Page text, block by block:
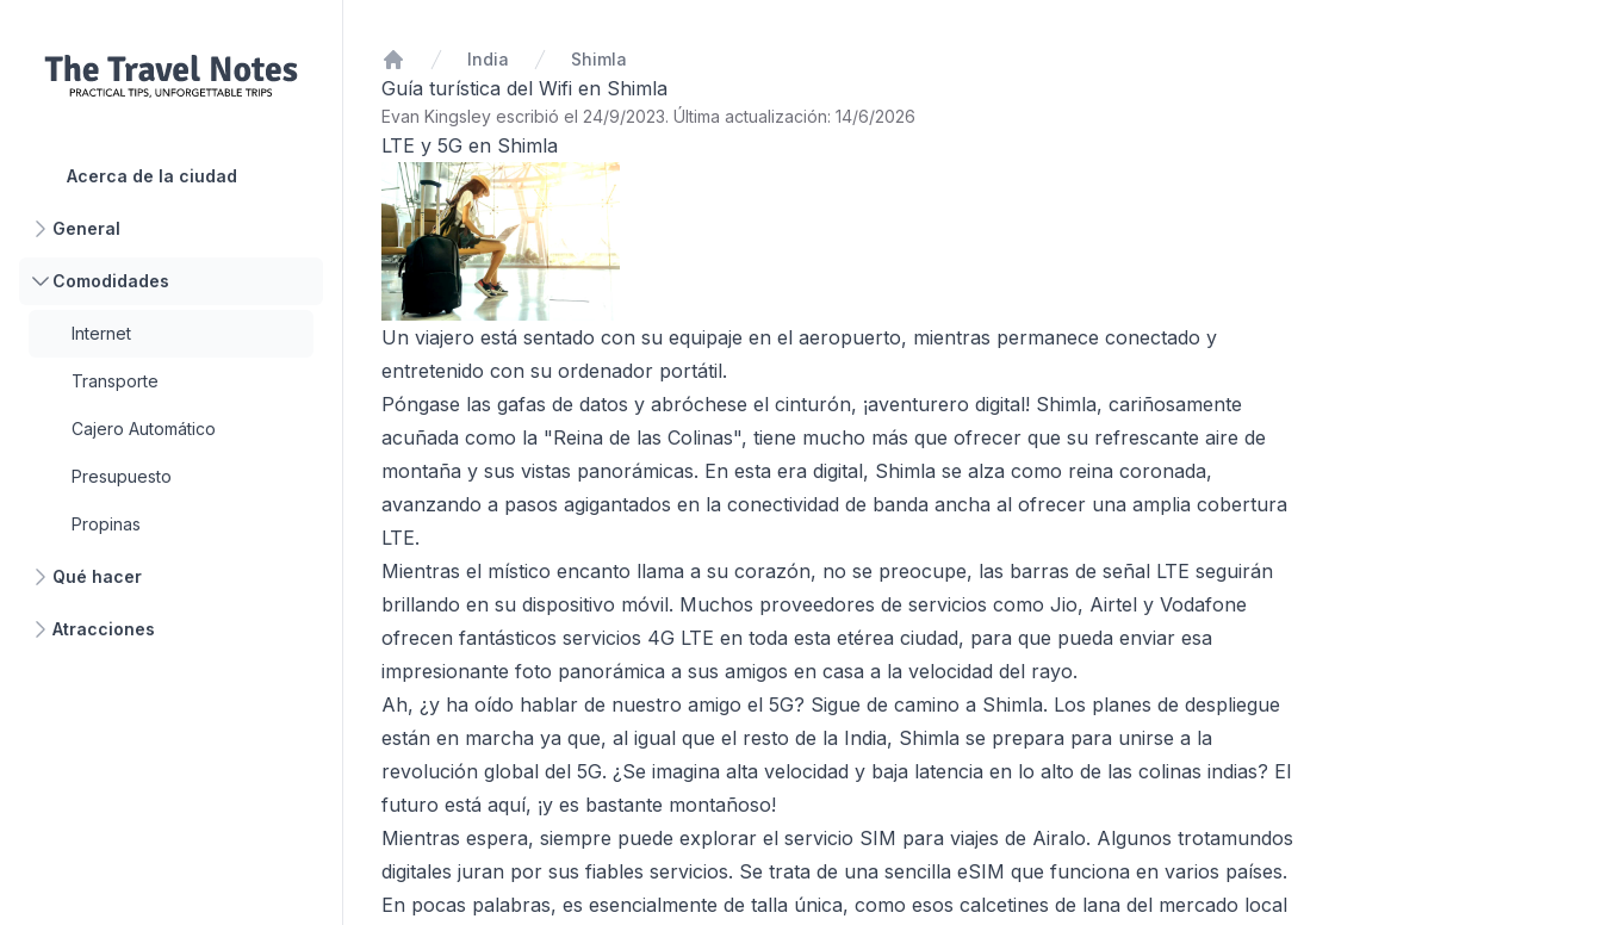
Acerca de la ciudad
General
Comodidades
Internet
Transporte
Cajero Automático
Presupuesto
Propinas
Qué hacer
Atracciones
Inicio
India Shimla
Guía turística del Wifi en Shimla
Evan Kingsley escribió el 24/9/2023. Última actualización: 14/6/2026
LTE y 5G en Shimla
Un viajero está sentado con su equipaje en el aeropuerto, mientras permanece conectado y
entretenido con su ordenador portátil.
Póngase las gafas de datos y abróchese el cinturón, ¡aventurero digital! Shimla, cariñosamente
acuñada como la "Reina de las Colinas", tiene mucho más que ofrecer que su refrescante aire de
montaña y sus vistas panorámicas. En esta era digital, Shimla se alza como reina coronada,
avanzando a pasos agigantados en la conectividad de banda ancha al ofrecer una amplia cobertura
LTE.
Mientras el místico encanto llama a su corazón, no se preocupe, las barras de señal LTE seguirán
brillando en su dispositivo móvil. Muchos proveedores de servicios como Jio, Airtel y Vodafone
ofrecen fantásticos servicios 4G LTE en toda esta etérea ciudad, para que pueda enviar esa
impresionante foto panorámica a sus amigos en casa a la velocidad del rayo.
Ah, ¿y ha oído hablar de nuestro amigo el 5G? Sigue de camino a Shimla. Los planes de despliegue
están en marcha ya que, al igual que el resto de la India, Shimla se prepara para unirse a la
revolución global del 5G. ¿Se imagina alta velocidad y baja latencia en lo alto de las colinas indias? El
futuro está aquí, ¡y es bastante montañoso!
Mientras espera, siempre puede explorar el servicio SIM para viajes de Airalo. Algunos trotamundos
digitales juran por sus fiables servicios. Se trata de una sencilla eSIM que funciona en varios países.
En pocas palabras, es esencialmente de talla única, como esos calcetines de lana del mercado local